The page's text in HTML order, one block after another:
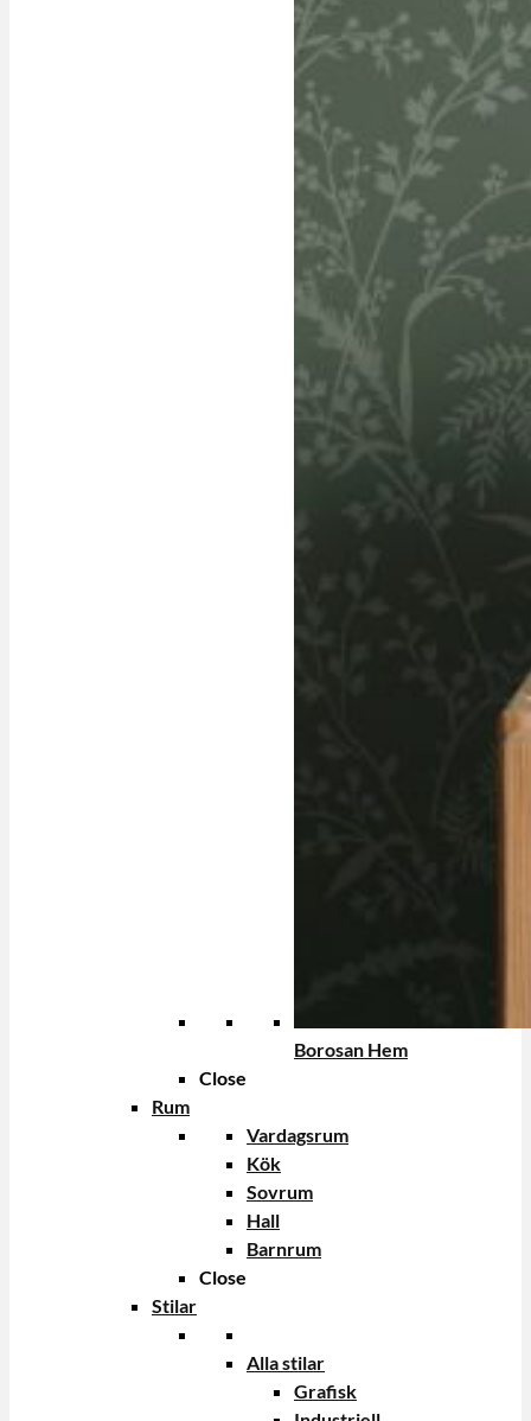
Borosan Hem
Close
Rum
Vardagsrum
Kök
Sovrum
Hall
Barnrum
Close
Stilar
Alla stilar
Grafisk